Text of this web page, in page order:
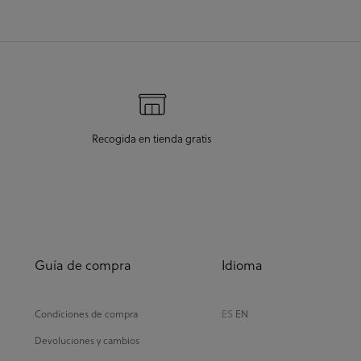
Recogida en tienda gratis
Guía de compra
Condiciones de compra
Devoluciones y cambios
Idioma
ES EN